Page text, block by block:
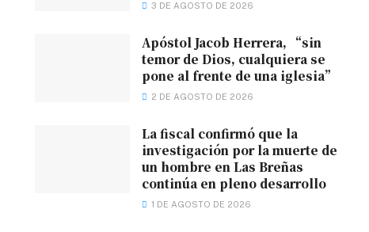
3 DE AGOSTO DE 2026
Apóstol Jacob Herrera, “sin
temor de Dios, cualquiera se
pone al frente de una iglesia”
2 DE AGOSTO DE 2026
La fiscal confirmó que la
investigación por la muerte de
un hombre en Las Breñas
continúa en pleno desarrollo
1 DE AGOSTO DE 2026